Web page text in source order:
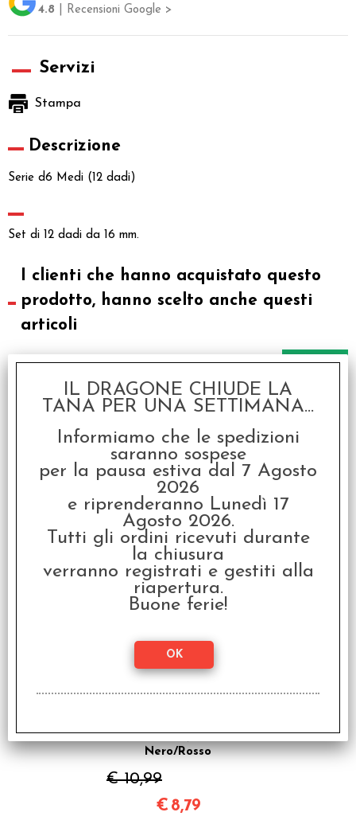
4.8 | Recensioni Google >
Servizi
Stampa
Descrizione
Serie d6 Medi (12 dadi)
Set di 12 dadi da 16 mm.
I clienti che hanno acquistato questo
prodotto, hanno scelto anche questi
articoli
Mice and Mystics -
Edizione Italiana
€ 79,99
€ 63,99
Nero/Rosso
€ 10,99
€ 8,79
IL DRAGONE CHIUDE LA
TANA PER UNA SETTIMANA...
Informiamo che le spedizioni
saranno sospese
per la pausa estiva dal 7 Agosto
2026
e riprenderanno Lunedì 17
Agosto 2026.
Tutti gli ordini ricevuti durante
la chiusura
verranno registrati e gestiti alla
riapertura.
Buone ferie!